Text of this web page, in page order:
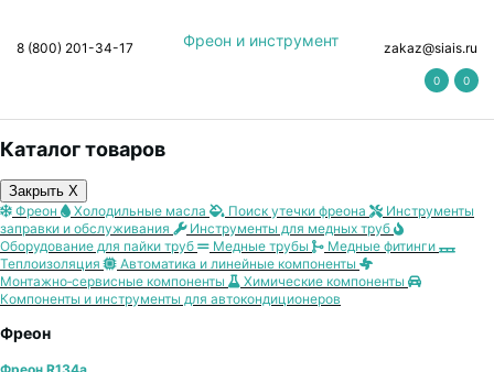
Фреон и инструмент
8 (800) 201-34-17 zakaz@siais.ru
0 0
Каталог товаров
Закрыть X
Фреон
Холодильные масла Поиск утечки фреона
Инструменты
заправки и обслуживания
Инструменты для медных труб
Оборудование для пайки труб
Медные трубы
Медные фитинги
Теплоизоляция
Автоматика и линейные компоненты
Монтажно‑сервисные компоненты
Химические компоненты
Компоненты и инструменты для автокондиционеров
Фреон